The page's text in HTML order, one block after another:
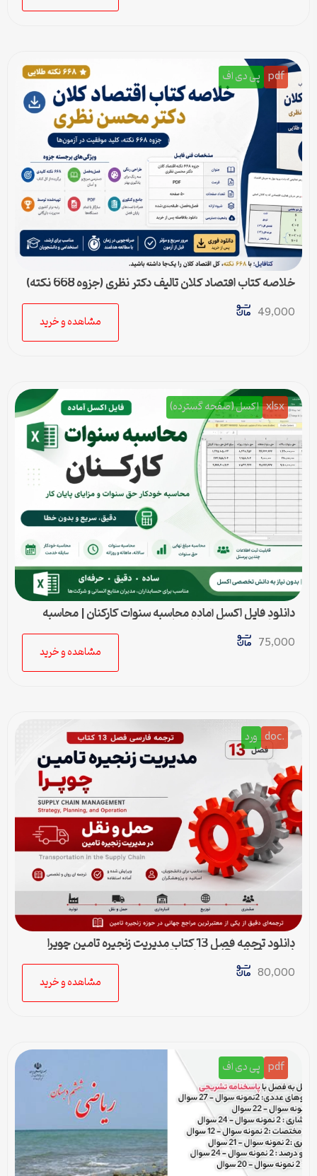
pdf پی دی اف
خلاصه کتاب اقتصاد کلان تالیف دکتر نظری (جزوه 668 نکته)
49,000
مشاهده و خرید
xlsx اکسل (صفحه گسترده)
دانلود فایل اکسل آماده محاسبه سنوات کارکنان | محاسبه
خودکار حق سنوات و پایان کار
75,000
مشاهده و خرید
.doc ورد
دانلود ترجمه فصل 13 کتاب مدیریت زنجیره تامین چوپرا
(Sunil Chopra) | حمل و نقل در زنجیره تامین
80,000
مشاهده و خرید
pdf پی دی اف